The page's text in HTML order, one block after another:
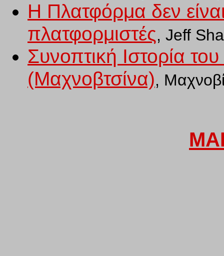
Η Πλατφόρμα δεν
πλατφορμιστές, Jeff
Συνοπτική Ιστορία
(Μαχνοβτσίνα),